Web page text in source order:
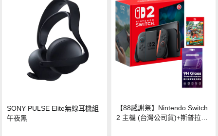
SONY PULSE Elite無線耳機組
午夜黑
【88感謝祭】Nintendo Switch
2 主機 (台灣公司貨)+斯普拉遁